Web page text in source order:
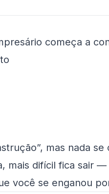
começa a
mas nada se
mais difícil fica sair —
você se enganou